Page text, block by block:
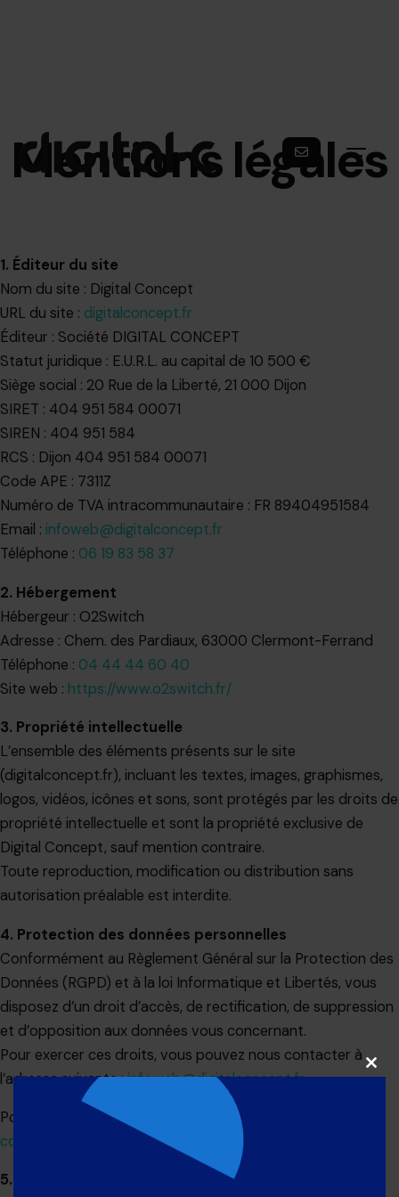
Mentions légales
1. Éditeur du site
Nom du site : Digital Concept
URL du site : digitalconcept.fr
Éditeur : Société DIGITAL CONCEPT
Statut juridique : E.U.R.L. au capital de 10 500 €
Siège social : 20 Rue de la Liberté, 21 000 Dijon
SIRET : 404 951 584 00071
SIREN : 404 951 584
RCS : Dijon 404 951 584 00071
Code APE : 7311Z
Numéro de TVA intracommunautaire : FR 89404951584
Email : infoweb@digitalconcept.fr
Téléphone : 06 19 83 58 37
2. Hébergement
Hébergeur : O2Switch
Adresse : Chem. des Pardiaux, 63000 Clermont-Ferrand
Téléphone : 04 44 44 60 40
Site web : https://www.o2switch.fr/
3. Propriété intellectuelle
L’ensemble des éléments présents sur le site
(digitalconcept.fr), incluant les textes, images, graphismes,
logos, vidéos, icônes et sons, sont protégés par les droits de
propriété intellectuelle et sont la propriété exclusive de
Digital Concept, sauf mention contraire.
Toute reproduction, modification ou distribution sans
autorisation préalable est interdite.
4. Protection des données personnelles
Conformément au Règlement Général sur la Protection des
Données (RGPD) et à la loi Informatique et Libertés, vous
disposez d’un droit d’accès, de rectification, de suppression
et d’opposition aux données vous concernant.
Pour exercer ces droits, vous pouvez nous contacter à
l’adresse suivante :infoweb@digitalconcept.fr
Pour plus d’informations, consultez notre
confidentialité
5. Cookies